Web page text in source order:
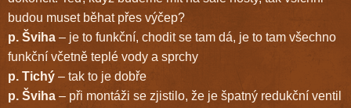
budou muset běhat přes výčep?
p. Šviha – je to funkční, chodit se tam dá, je to tam všechno
funkční včetně teplé vody a sprchy
p. Tichý – tak to je dobře
p. Šviha – při montáži se zjistilo, že je špatný redukční ventil